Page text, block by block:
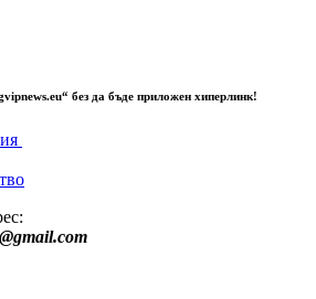
без да бъде приложен хиперлинк!